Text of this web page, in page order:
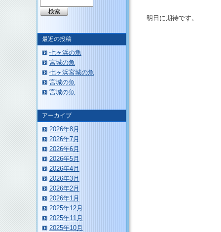
明日に期待です。
最近の投稿
七ヶ浜の魚
宮城の魚
七ヶ浜宮城の魚
宮城の魚
宮城の魚
アーカイブ
2026年8月
2026年7月
2026年6月
2026年5月
2026年4月
2026年3月
2026年2月
2026年1月
2025年12月
2025年11月
2025年10月